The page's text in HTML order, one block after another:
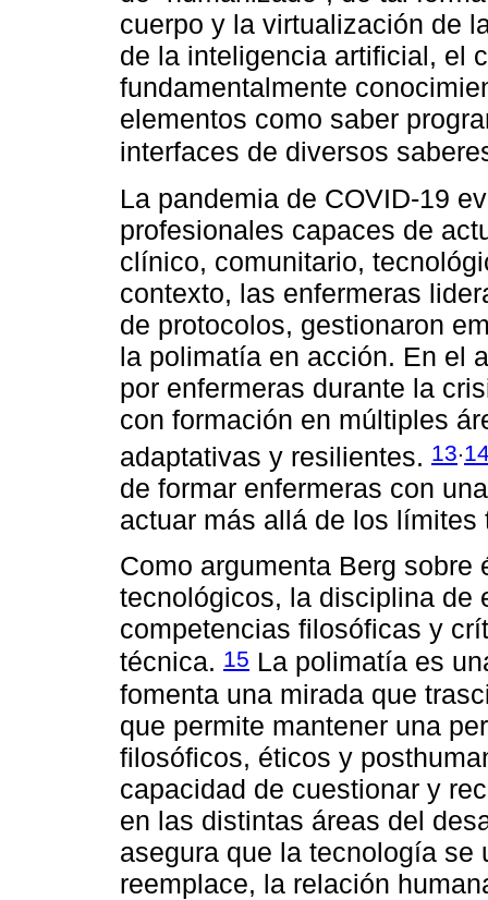
cuerpo y la virtualización de
de la inteligencia artificial, el
fundamentalmente
elementos como saber
interfaces de diversos
La pandemia de COVID-19
profesionales capaces de
clínico, comunitario,
contexto, las enfermeras
de protocolos, gestionaron
la polimatía en acción. En el
por enfermeras durante la
con formación en múltiples
adaptativas y resilientes. 13.
de formar enfermeras con
actuar más allá de los límites
Como argumenta Berg
tecnológicos, la disciplina de
competencias filosóficas y
técnica. 15 La polimatía es
fomenta una mirada que
que permite mantener una
filosóficos, éticos y
capacidad de cuestionar y
en las distintas áreas del
asegura que la tecnología se
reemplace, la relación